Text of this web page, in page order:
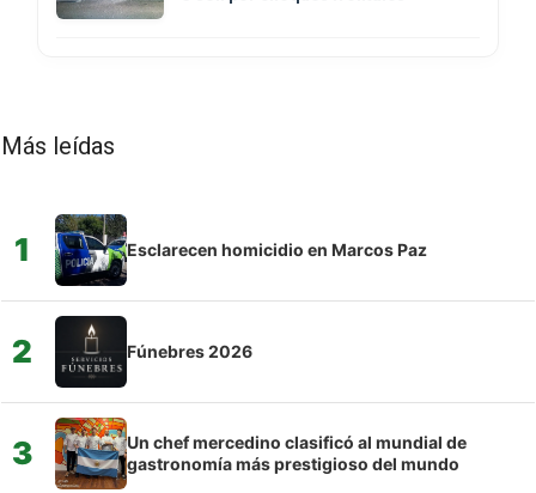
Más leídas
1 Esclarecen homicidio en Marcos Paz
2 Fúnebres 2026
3
Un chef mercedino clasificó al mundial de
gastronomía más prestigioso del mundo